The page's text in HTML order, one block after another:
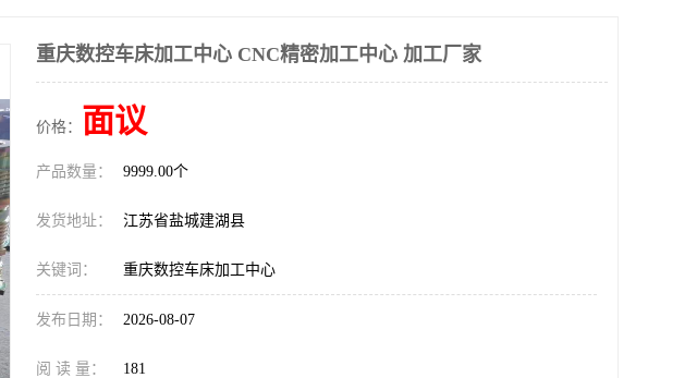
重庆数控车床加工中心 CNC精密加工中心 加工厂家
价格： 面议
产品数量： 9999.00个
发货地址： 江苏省盐城建湖县
关键词： 重庆数控车床加工中心
发布日期： 2026-08-07
阅 读 量： 181